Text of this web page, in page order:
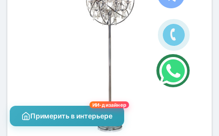
Примерить в интерьере
ИИ-дизайнер